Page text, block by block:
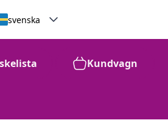
svenska
Kundvagn